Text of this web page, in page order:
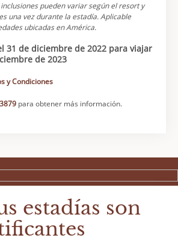
pueden variar según el resort y
una vez durante la estadía. Aplicable
ubicadas en América.
31 de diciembre de 2022 para viajar
de 2023
y Condiciones
para obtener más información.
estadías son